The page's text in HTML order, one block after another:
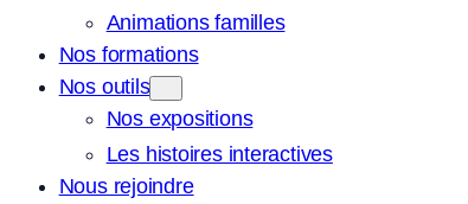
Animations familles
Nos formations
Nos outils
Nos expositions
Les histoires interactives
Nous rejoindre